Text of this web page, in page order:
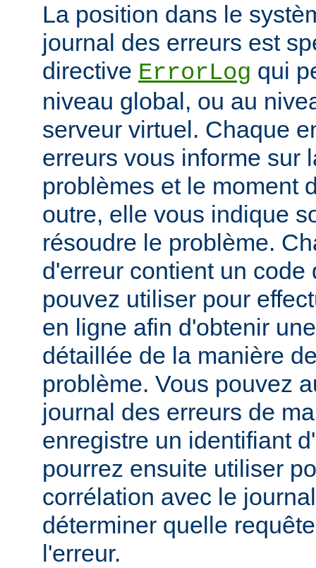
La position dans le
journal des erreurs est
directive ErrorLog qui
niveau global, ou au
serveur virtuel. Chaque
erreurs vous informe sur
problèmes et le moment
outre, elle vous indique
résoudre le problème.
d'erreur contient un code
pouvez utiliser pour
en ligne afin d'obtenir
détaillée de la manière
problème. Vous pouvez
journal des erreurs de
enregistre un identifiant
pourrez ensuite utiliser
corrélation avec le
déterminer quelle
l'erreur.